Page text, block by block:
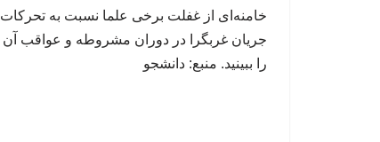
خامنه‌ای از غفلت برخی علما نسبت به تحرکات
جریان غربگرا در دوران مشروطه و عواقب آن
را ببینید. منبع: دانشجو